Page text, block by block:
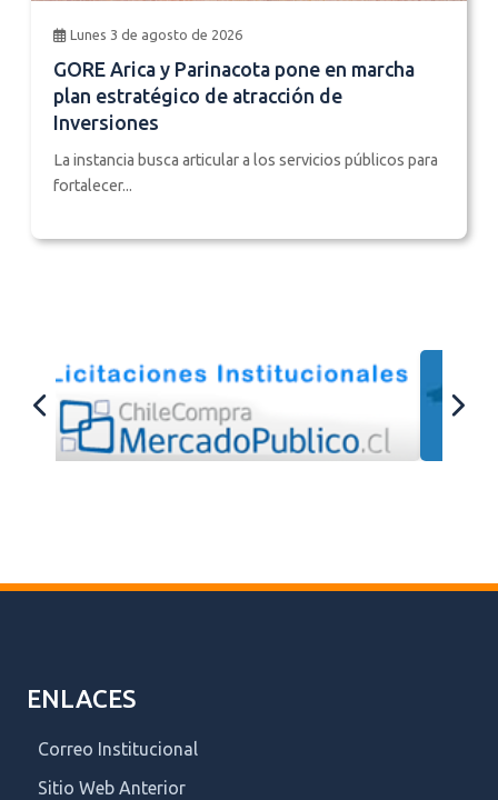
Lunes 3 de agosto de 2026
GORE Arica y Parinacota pone en marcha
plan estratégico de atracción de
Inversiones
La instancia busca articular a los servicios públicos para
fortalecer...
ENLACES
Correo Institucional
Sitio Web Anterior